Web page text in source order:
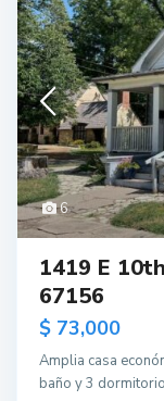
6
1419 E
67156
$ 73,000
Amplia casa
baño y 3